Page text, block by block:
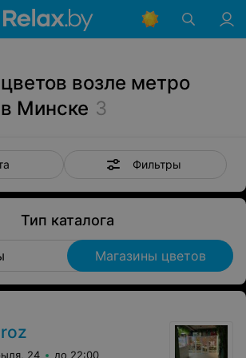
возле метро
Минске 3
Фильтры
Тип каталога
Магазины цветов
24 до 22:00